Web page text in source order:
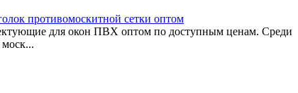
противомоскитной сетки оптом
для окон ПВХ оптом по доступным ценам. Среди